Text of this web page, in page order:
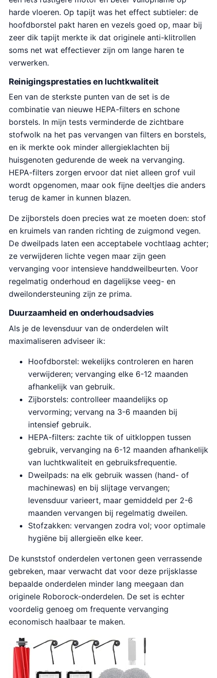
harde vloeren. Op tapijt was het effect subtieler: de
hoofdborstel pakt haren en vezels goed op, maar bij
zeer dik tapijt merkte ik dat originele anti-klitrollen
soms net wat effectiever zijn om lange haren te
verwerken.
Reinigingsprestaties en luchtkwaliteit
Een van de sterkste punten van de set is de
combinatie van nieuwe HEPA-filters en schone
borstels. In mijn tests verminderde de zichtbare
stofwolk na het pas vervangen van filters en borstels,
en ik merkte ook minder allergieklachten bij
huisgenoten gedurende de week na vervanging.
HEPA-filters zorgen ervoor dat niet alleen grof vuil
wordt opgenomen, maar ook fijne deeltjes die anders
terug de kamer in kunnen blazen.
De zijborstels doen precies wat ze moeten doen: stof
en kruimels van randen richting de zuigmond vegen.
De dweilpads laten een acceptabele vochtlaag achter;
ze verwijderen lichte vegen maar zijn geen
vervanging voor intensieve handdweilbeurten. Voor
regelmatig onderhoud en dagelijkse veeg- en
dweilondersteuning zijn ze prima.
Duurzaamheid en onderhoudsadvies
Als je de levensduur van de onderdelen wilt
maximaliseren adviseer ik:
Hoofdborstel: wekelijks controleren en haren
verwijderen; vervanging elke 6-12 maanden
afhankelijk van gebruik.
Zijborstels: controlleer maandelijks op
vervorming; vervang na 3-6 maanden bij
intensief gebruik.
HEPA-filters: zachte tik of uitkloppen tussen
gebruik, vervanging na 6-12 maanden afhankelijk
van luchtkwaliteit en gebruiksfrequentie.
Dweilpads: na elk gebruik wassen (hand- of
machinewas) en bij slijtage vervangen;
levensduur varieert, maar gemiddeld per 2-6
maanden vervangen bij regelmatig dweilen.
Stofzakken: vervangen zodra vol; voor optimale
hygiëne bij allergieën elke keer.
De kunststof onderdelen vertonen geen verrassende
gebreken, maar verwacht dat voor deze prijsklasse
bepaalde onderdelen minder lang meegaan dan
originele Roborock-onderdelen. De set is echter
voordelig genoeg om frequente vervanging
economisch haalbaar te maken.